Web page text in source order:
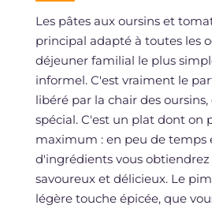
Les pâtes aux oursins et
principal adapté à toutes les
déjeuner familial le plus
informel. C'est vraiment le
libéré par la chair des
spécial. C'est un plat dont on
maximum : en peu de temps
d'ingrédients vous
savoureux et délicieux. Le
légère touche épicée, que